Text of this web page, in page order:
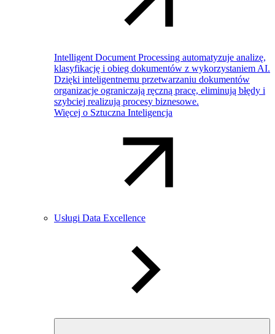
Intelligent Document Processing automatyzuje analizę,
klasyfikację i obieg dokumentów z wykorzystaniem AI.
Dzięki inteligentnemu przetwarzaniu dokumentów
organizacje ograniczają ręczną pracę, eliminują błędy i
szybciej realizują procesy biznesowe.
Więcej o Sztuczna Inteligencja
Usługi Data Excellence